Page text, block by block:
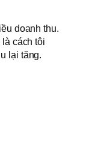
doanh thu.
cách tôi
lại tăng.